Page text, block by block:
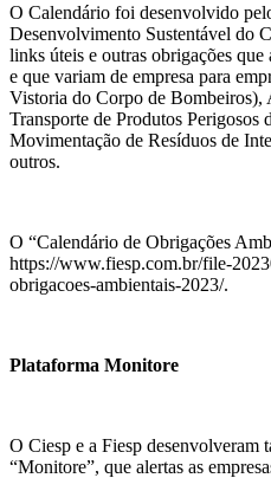
O Calendário foi desenvolvido
Desenvolvimento Sustentável do
links úteis e outras obrigações que
e que variam de empresa para
Vistoria do Corpo de Bombeiros),
Transporte de Produtos Perigosos
Movimentação de Resíduos de
outros.
O “Calendário de Obrigações
https://www.fiesp.com.br/file-
obrigacoes-ambientais-2023/.
Plataforma Monitore
O Ciesp e a Fiesp desenvolveram
“Monitore”, que alertas as